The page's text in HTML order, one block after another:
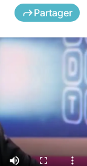
Partager